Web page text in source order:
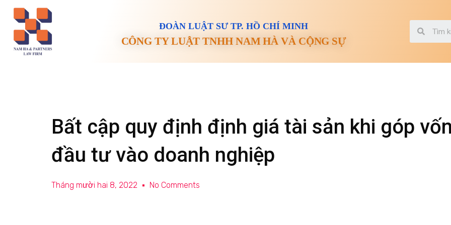
ĐOÀN LUẬT SƯ TP. HỒ CHÍ MINH
CÔNG TY LUẬT TNHH NAM HÀ VÀ CỘNG SỰ
Bất cập quy định định giá tài sản khi góp
đầu tư vào doanh nghiệp
Tháng mười hai 8, 2022 No Comments